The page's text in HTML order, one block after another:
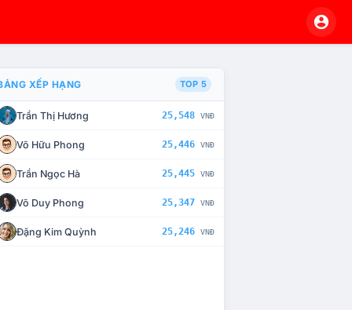
CHẾ TÀI XỬ LÝ VI PHẠM
XẾP HẠNG TOP 5
Trần Thị Hương 25,548 VNĐ
Võ Hữu Phong 25,446 VNĐ
Trần Ngọc Hà 25,445 VNĐ
Võ Duy Phong 25,347 VNĐ
Đặng Kim Quỳnh 25,246 VNĐ